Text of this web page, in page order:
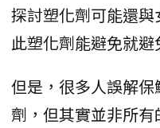
探討塑化劑可能還
此塑化劑能避免就避
但是，很多人誤解
劑，但其實並非所